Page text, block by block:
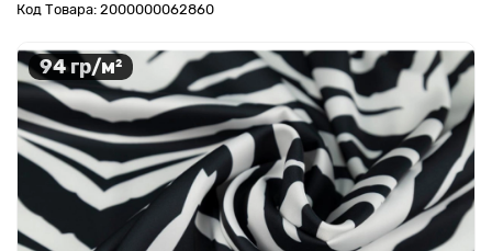
Код Товара: 2000000062860
94 гр/м²